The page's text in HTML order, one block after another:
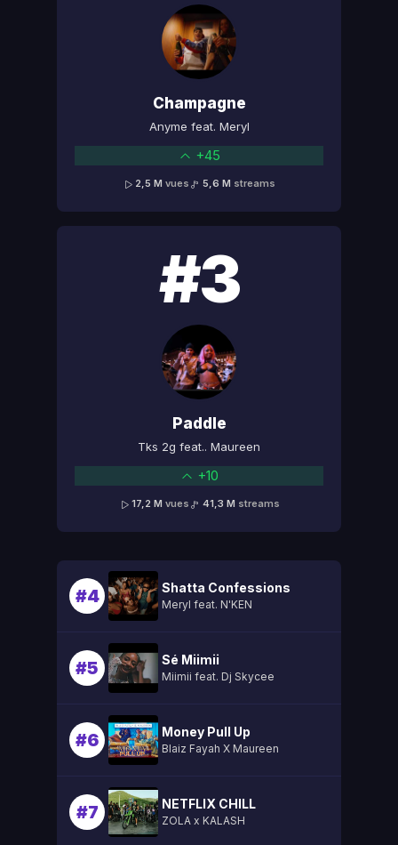
Champagne
Anyme feat. Meryl
+45
2,5 M vues 5,6 M streams
#3
Paddle
Tks 2g feat.. Maureen
+10
17,2 M vues 41,3 M streams
#4 Shatta Confessions
Meryl feat. N'KEN
#5 Sé Miimii
Miimii feat. Dj Skycee
#6 Money Pull Up
Blaiz Fayah X Maureen
#7 NETFLIX CHILL
ZOLA x KALASH